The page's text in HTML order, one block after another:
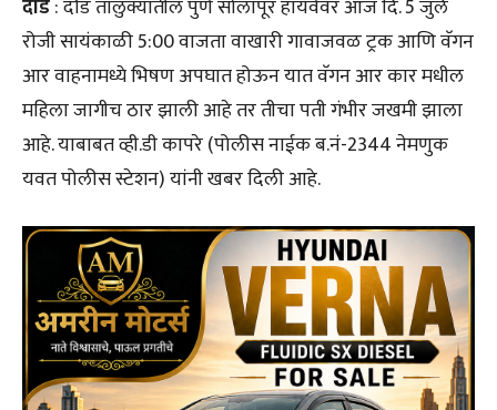
दौंड: दौंड तालुक्यातील पुणे सोलापूर हायवेवर आज दि. 5 जुलै
रोजी सायंकाळी 5:00 वाजता वाखारी गावाजवळ ट्रक आणि वॅगन
आर वाहनामध्ये भिषण अपघात होऊन यात वॅगन आर कार मधील
महिला जागीच ठार झाली आहे तर तीचा पती गंभीर जखमी झाला
आहे. याबाबत व्ही.डी कापरे (पोलीस नाईक ब.नं-2344 नेमणुक
यवत पोलीस स्टेशन) यांनी खबर दिली आहे.